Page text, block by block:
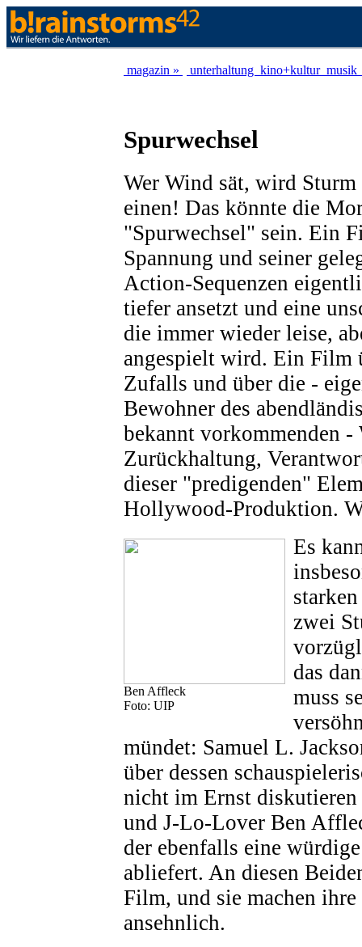
magazin » unterhaltung kino+kultur musik
Spurwechsel
Wer Wind sät, wird Sturm
einen! Das könnte die
"Spurwechsel" sein. Ein
Spannung und seiner
Action-Sequenzen
tiefer ansetzt und eine
die immer wieder leise,
angespielt wird. Ein Film
Zufalls und über die -
Bewohner des
bekannt vorkommenden -
Zurückhaltung,
dieser "predigenden"
Hollywood-Produktion.
Ben Affleck
Foto: UIP
Es
zwei
das
muss
mündet: Samuel L.
über dessen
nicht im Ernst diskutieren
und J-Lo-Lover Ben
der ebenfalls eine
abliefert. An diesen
Film, und sie machen ihre
ansehnlich.